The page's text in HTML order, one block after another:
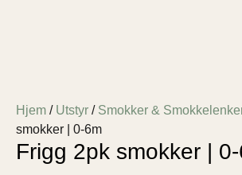
Hjem / Utstyr / Smokker &
smokker | 0-6m
Frigg 2pk smokker |